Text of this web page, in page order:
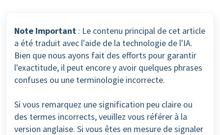
Note Important : Le contenu principal de cet article
a été traduit avec l'aide de la technologie de l'IA.
Bien que nous ayons fait des efforts pour garantir
l'exactitude, il peut encore y avoir quelques phrases
confuses ou une terminologie incorrecte.
Si vous remarquez une signification peu claire ou
des termes incorrects, veuillez vous référer à la
version anglaise. Si vous êtes en mesure de signaler